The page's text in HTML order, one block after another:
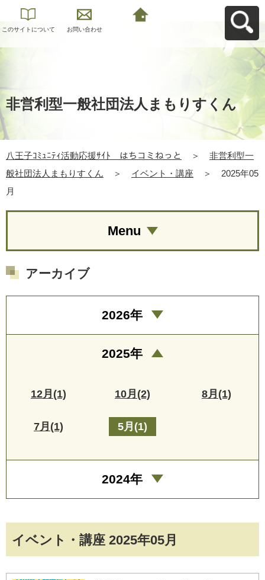
このサイトについて お問い合わせ
非営利型一般社団法人まもりすくん
八王子ｺﾐｭﾆﾃｨ活動応援ｻｲﾄ はちコミねっと ＞
非営利型一
般社団法人まもりすくん
＞ イベント・講座 ＞
2025年05
月
イベント・講座 2025年05月
Menu
アーカイブ
2026年
2025年
12月(1) 10月(2) 8月(1)
7月(1) 5月(1)
2024年